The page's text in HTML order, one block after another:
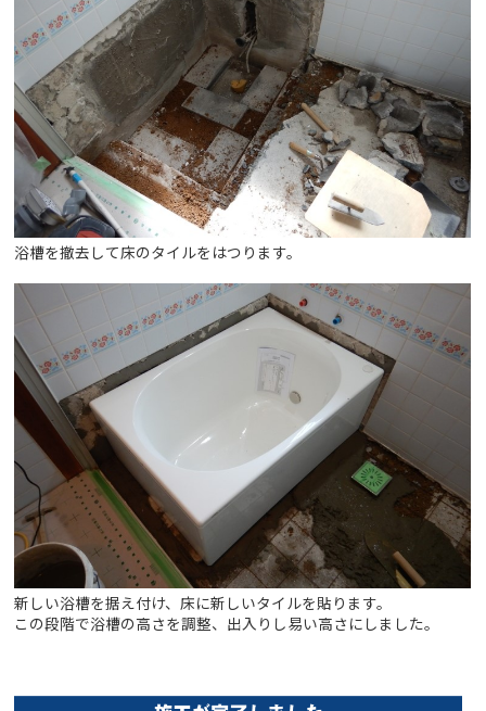
浴槽を撤去して床のタイルをはつります。
新しい浴槽を据え付け、床に新しいタイルを貼ります。
この段階で浴槽の高さを調整、出入りし易い高さにしました。